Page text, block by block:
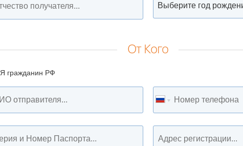
От Кого
Я гражданин РФ